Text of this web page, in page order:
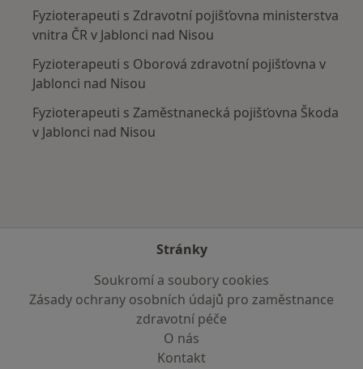
Fyzioterapeuti s Zdravotní pojišťovna ministerstva
vnitra ČR v Jablonci nad Nisou
Fyzioterapeuti s Oborová zdravotní pojišťovna v
Jablonci nad Nisou
Fyzioterapeuti s Zaměstnanecká pojišťovna Škoda
v Jablonci nad Nisou
Stránky
Soukromí a soubory cookies
Zásady ochrany osobních údajů pro zaměstnance
zdravotní péče
O nás
Kontakt